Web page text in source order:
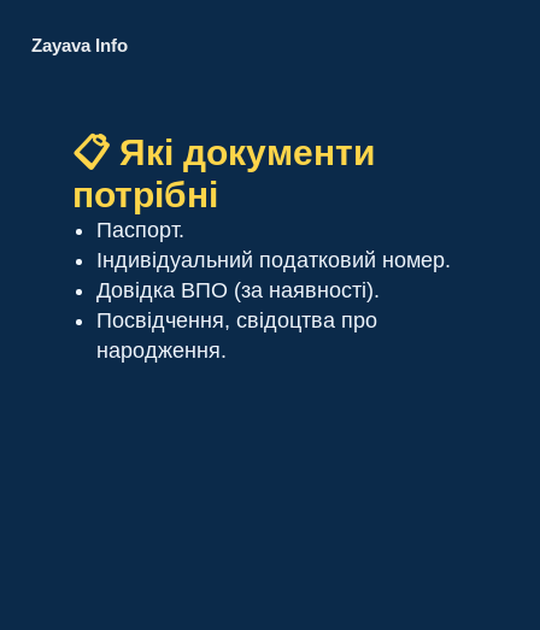
Zayava Info
📋 Які документи
потрібні
Паспорт.
Індивідуальний податковий номер.
Довідка ВПО (за наявності).
Посвідчення, свідоцтва про
народження.